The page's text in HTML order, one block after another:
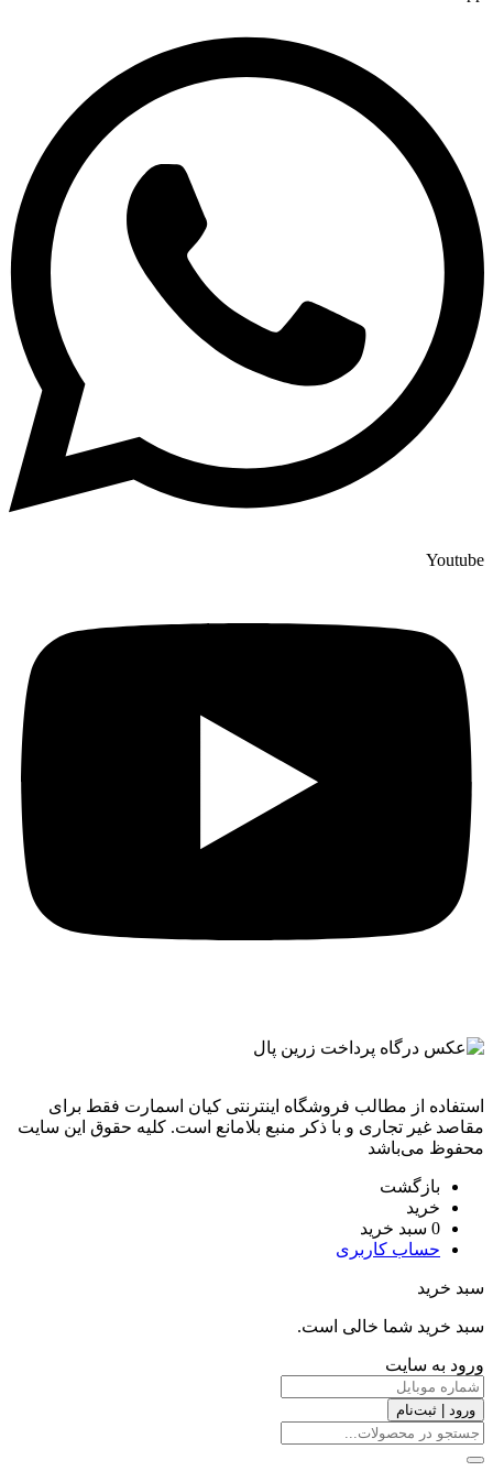
Youtube
استفاده از مطالب فروشگاه اینترنتی کیان اسمارت فقط برای
مقاصد غیر تجاری و با ذکر منبع بلامانع است. کليه حقوق اين سايت
محفوظ می‌باشد
بازگشت
خرید
0 سبد خرید
حساب کاربری
سبد خرید
سبد خرید شما خالی است.
ورود به سایت
ورود | ثبت‌نام